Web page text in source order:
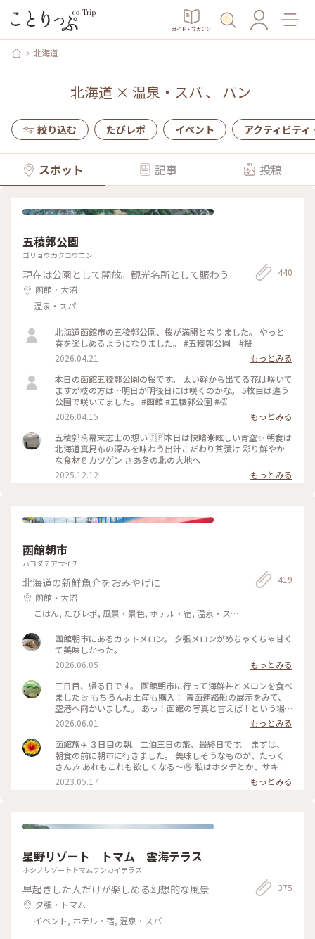
ガイド・マガジン
北海道
北海道 × 温泉・スパ、 パン
絞り込む たびレポ イベント アクティビティ
スポット 記事 投稿
五稜郭公園
ゴリョウカクコウエン
現在は公園として開放。観光名所として賑わう
函館・大沼
温泉・スパ
440
北海道函館市の五稜郭公園、桜が満開となりました。 やっと
春を楽しめるようになりました。 #五稜郭公園 #桜
2026.04.21
もっとみる
本日の函館五稜郭公園の桜です。 太い幹から出てる花は咲いて
ますが枝の方は…明日か明後日には咲くのかな。 5枚目は違う
公園で咲いてました。 #函館 #五稜郭公園 #桜
2026.04.15
もっとみる
五稜郭☃️幕末志士の想い🇯🇵本日は快晴☀眩しい青空✨️ 朝食は
北海道真昆布の深みを味わう出汁こだわり茶漬け 彩り鮮やか
な食材🥛カツゲン さあ冬の北の大地へ
2025.12.12
もっとみる
函館朝市
ハコダテアサイチ
北海道の新鮮魚介をおみやげに
函館・大沼
ごはん, たびレポ, 風景・景色, ホテル・宿, 温泉・ス
419
函館朝市にあるカットメロン。 夕張メロンがめちゃくちゃ甘く
て美味しかった。
2026.06.05
もっとみる
三日目、帰る日です。 函館朝市に行って海鮮丼とメロンを食べ
ました🍈 もちろんお土産も購入！ 青函連絡船の展示をみて、
空港へ向かいました。 あっ！函館の写真と言えば！という場
所。 八幡坂ももちろん行ってきました。 昼、夜と写真撮って
みたけど、夜はいらなかったかも笑 三日間通して食事は特に大
満足🍽️ 海鮮とアイスクリームはたくさん食べた🍨 初めての函
館旅行はめっちゃ楽しかった💕 今回も母に感謝🙏 On the
third day, we visited Hakodate Morning Market and
throughout the three day. We ate plenty of seafood and
2026.06.01
もっとみる
函館旅✈️ ３日目の朝。二泊三日の旅、最終日です。 まずは、
朝食の前に朝市に行きました。 美味しそうなものが、たっく
さん🎶 あれもこれも欲しくなる〜😆 私はホタテとか、サキイ
カとか、乾き物中心にお買い上げー❤️ 市場は活気があって、見
てるだけでも楽しい🎶 #私のことりっぷ旅 #レトロな街 #北海
2023.05.17 もっとみる
星野リゾート トマム 雲海テラス
ホシノリゾートトマムウンカイテラス
早起きした人だけが楽しめる幻想的な風景
夕張・トマム
イベント, ホテル・宿, 温泉・スパ
375